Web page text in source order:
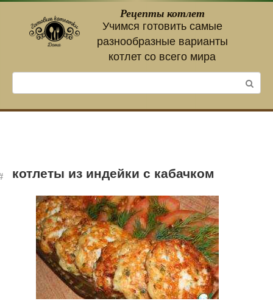
контенту
Рецепты котлет
Учимся готовить самые
разнообразные варианты
котлет со всего мира
котлеты из индейки с кабачком